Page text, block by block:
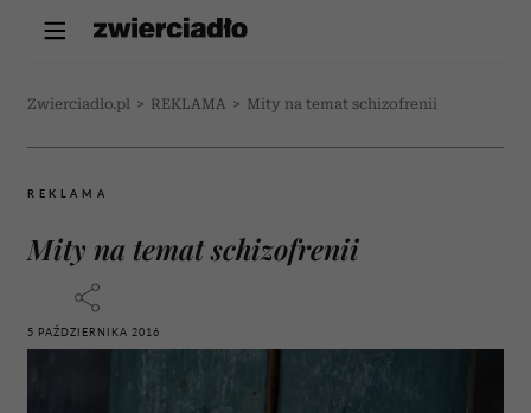
Zwierciadlo.pl > REKLAMA > Mity na temat schizofrenii
REKLAMA
Mity na temat schizofrenii
5 PAŹDZIERNIKA 2016